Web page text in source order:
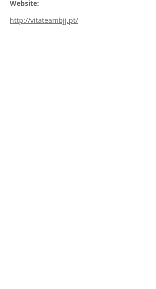
Website:
http://vitateambjj.pt/